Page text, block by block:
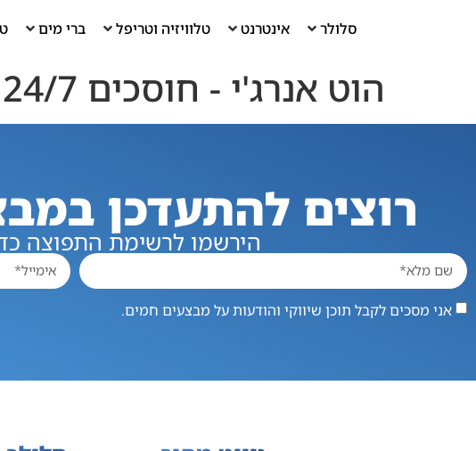
סלולר אינטרנט טלוויזיה וטריפל ברי מים
הוט אנרג'י ‏- ‏חוסכים 24/7
רוצים להתעדכן
הירשמו לרשימת התפוצה
אני מסכים לקבל תוכן שיווקי והודעות על מבצעים חמים.